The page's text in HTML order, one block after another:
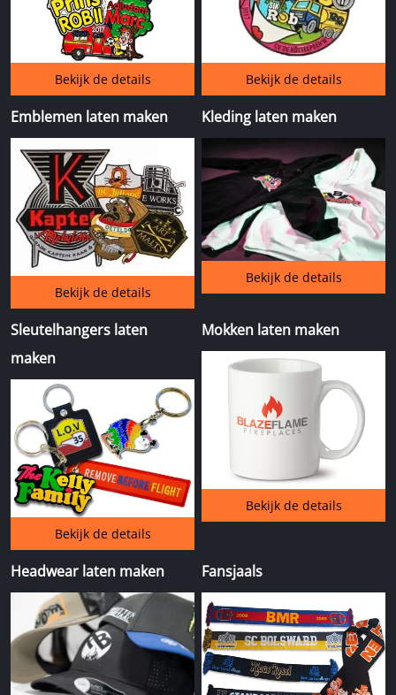
Bekijk de details Bekijk de details
Emblemen laten maken
Bekijk de details
Kleding laten maken
Bekijk de details
Sleutelhangers laten
maken
Bekijk de details
Mokken laten maken
Bekijk de details
Headwear laten maken Fansjaals